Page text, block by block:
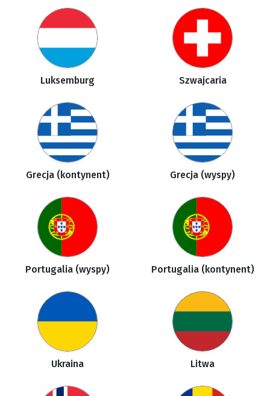
Luksemburg Szwajcaria
Grecja (kontynent) Grecja (wyspy)
Portugalia (wyspy) Portugalia (kontynent)
Ukraina Litwa